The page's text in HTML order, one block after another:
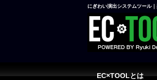
にぎわい演出システムツール
EC×TOOLとは